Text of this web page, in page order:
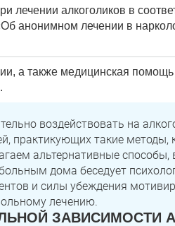
лечении алкоголиков в
анонимном лечении в
а также медицинская
воздействовать на
практикующих такие
альтернативные способы,
дома беседует
и силы убеждения
лечению.
ЗАВИСИМОСТИ